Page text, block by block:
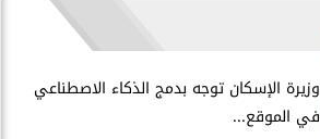
​وزيرة الإسكان توجه بدمج الذكاء الاصطناعي
في الموقع...